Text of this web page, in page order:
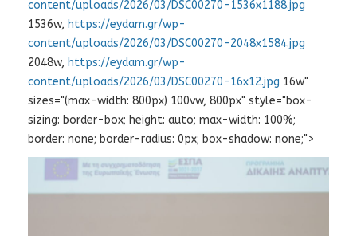
content/uploads/2026/03/DSC00270-1536x1188.jpg
1536w, https://eydam.gr/wp-
content/uploads/2026/03/DSC00270-2048x1584.jpg
2048w, https://eydam.gr/wp-
content/uploads/2026/03/DSC00270-16x12.jpg 16w"
sizes="(max-width: 800px) 100vw, 800px" style="box-
sizing: border-box; height: auto; max-width: 100%;
border: none; border-radius: 0px; box-shadow: none;">